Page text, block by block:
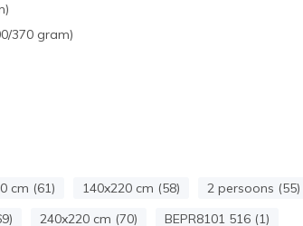
370 gram)
cm (61) 140x220 cm (58)
2 persoons (55)
240x220 cm (70)
BEPR8101 516 (1)